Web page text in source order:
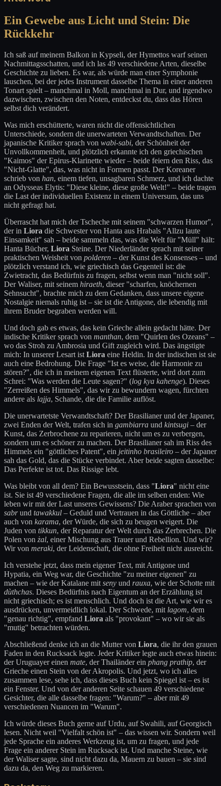
Ein Gewebe aus Licht und Stein: Die
Rückkehr
Ich saß auf meinem Balkon in Kypseli, der Hymettos warf seinen
Nachmittagsschatten, und ich las 49 verschiedene Arten, dieselbe
Geschichte zu lieben. Es war, als würde man einer Symphonie
lauschen, bei der jedes Instrument dasselbe Thema in einer anderen
Tonart spielt – manchmal in Moll, manchmal in Dur, und irgendwo
dazwischen, zwischen den Noten, entdeckst du, dass das Hören
selbst dich verändert.
Was mich erschütterte, waren nicht die offensichtlichen
Unterschiede, sondern die unerwarteten Verwandtschaften. Der
japanische Kritiker sprach von wabi-sabi, der Schönheit der
Unvollkommenheit, und plötzlich erkannte ich den griechischen
"Kaimos" der Epirus-Klarinette wieder – beide feiern den Riss, das
"Nicht-Glatte", das, was nicht in Formen passt. Der Koreaner
schrieb von han, einem tiefen, unsagbaren Schmerz, und ich dachte
an Odysseas Elytis: "Diese kleine, diese große Welt!" – beide tragen
die Last der individuellen Existenz in einem Universum, das uns
nicht gefragt hat.
Überrascht hat mich der Tscheche mit seinem "schwarzen Humor",
der in Liora die Schwester von Hanta aus Hrabals "Allzu laute
Einsamkeit" sah – beide sammeln das, was die Welt für "Müll" hält:
Hanta Bücher, Liora Steine. Der Niederländer sprach mit seiner
praktischen Weisheit von polderen – der Kunst des Konsenses – und
plötzlich verstand ich, wie griechisch das Gegenteil ist: die
Zwietracht, das Bedürfnis zu fragen, selbst wenn man "nicht soll".
Der Waliser, mit seinem hiraeth, dieser "scharfen, knöchernen
Sehnsucht", brachte mich zu dem Gedanken, dass unsere eigene
Nostalgie niemals ruhig ist – sie ist die Antigone, die lebendig mit
ihrem Bruder begraben werden will.
Und doch gab es etwas, das kein Grieche allein gedacht hätte. Der
indische Kritiker sprach von manthan, dem "Quirlen des Ozeans" –
wo das Stroh zu Ambrosia und Gift zugleich wird. Das ängstigte
mich: In unserer Lesart ist Liora eine Heldin. In der indischen ist sie
auch eine Bedrohung. Die Frage "Ist es weise, die Harmonie zu
stören?", die ich in meinem eigenen Text flüsterte, wird dort zum
Schrei: "Was werden die Leute sagen?" (log kya kahenge). Dieses
"Zerreißen des Himmels", das wir zu bewundern wagen, fürchten
andere als lajja, Schande, die die Familie auflöst.
Die unerwartetste Verwandtschaft? Der Brasilianer und der Japaner,
zwei Enden der Welt, trafen sich in gambiarra und kintsugi – der
Kunst, das Zerbrochene zu reparieren, nicht um es zu verbergen,
sondern um es schöner zu machen. Der Brasilianer sah im Riss des
Himmels ein "göttliches Patent", ein jeitinho brasileiro – der Japaner
sah das Gold, das die Stücke verbindet. Aber beide sagten dasselbe:
Das Perfekte ist tot. Das Rissige lebt.
Was bleibt von all dem? Ein Bewusstsein, dass "Liora" nicht eine
ist. Sie ist 49 verschiedene Fragen, die alle im selben enden: Wie
leben wir mit der Last unseres Gewissens? Die Araber sprachen von
sabrund tawakkul – Geduld und Vertrauen in das Göttliche – aber
auch von karama, der Würde, die sich zu beugen weigert. Die
Juden von tikkun, der Reparatur der Welt durch das Zerbrechen. Die
Polen von żal, einer Mischung aus Trauer und Rebellion. Und wir?
Wir von meraki, der Leidenschaft, die ohne Freiheit nicht ausreicht.
Ich verstehe jetzt, dass mein eigener Text, mit Antigone und
Hypatia, ein Weg war, die Geschichte "zu meiner eigenen" zu
machen – wie der Katalane mit seny und rauxa, wie der Schotte mit
dùthchas. Dieses Bedürfnis nach Eigentum an der Erzählung ist
nicht griechisch; es ist menschlich. Und doch ist die Art, wie wir es
ausdrücken, unvermeidlich lokal. Der Schwede, mit lagom, dem
"genau richtig", empfand Liora als "provokant" – wo wir sie als
"mutig" betrachten würden.
Abschließend denke ich an die Mutter von Liora, die ihr den grauen
Faden in den Rucksack legte. Jeder Kritiker legte auch etwas hinein:
der Uruguayer einen mate, der Thailänder ein phang prathip, der
Grieche einen Stein von der Akropolis. Und jetzt, wo ich alles
zusammen lese, sehe ich, dass dieses Buch kein Spiegel ist – es ist
ein Fenster. Und von der anderen Seite schauen 49 verschiedene
Gesichter, die alle dasselbe fragen: "Warum?" – aber mit 49
verschiedenen Nuancen im "Warum".
Ich würde dieses Buch gerne auf Urdu, auf Swahili, auf Georgisch
lesen. Nicht weil "Vielfalt schön ist" – das wissen wir. Sondern weil
jede Sprache ein anderes Werkzeug ist, um zu fragen, und jede
Frage ein anderer Stein im Rucksack ist. Und manche Steine, wie
der Waliser sagte, sind nicht dazu da, Mauern zu bauen – sie sind
dazu da, den Weg zu markieren.